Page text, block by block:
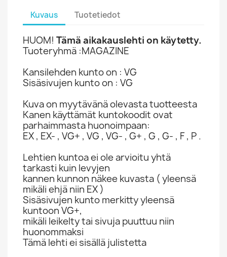
Kuvaus Tuotetiedot
HUOM! Tämä aikakauslehti on käytetty.
Tuoteryhmä :MAGAZINE
Kansilehden kunto on : VG
Sisäsivujen kunto on : VG
Kuva on myytävänä olevasta tuotteesta
Kanen käyttämät kuntokoodit ovat
parhaimmasta huonoimpaan:
EX , EX- , VG+ , VG , VG- , G+ , G , G- , F , P .
Lehtien kuntoa ei ole arvioitu yhtä
tarkasti kuin levyjen
kannen kunnon näkee kuvasta ( yleensä
mikäli ehjä niin EX )
Sisäsivujen kunto merkitty yleensä
kuntoon VG+,
mikäli leikelty tai sivuja puuttuu niin
huonommaksi
Tämä lehti ei sisällä julistetta